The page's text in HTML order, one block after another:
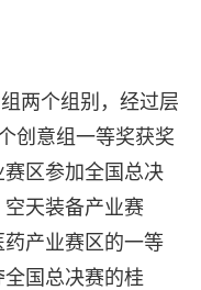
两个组别，经过层
创意组一等奖获奖
区参加全国总决
天装备产业赛
产业赛区的一等
国总决赛的桂